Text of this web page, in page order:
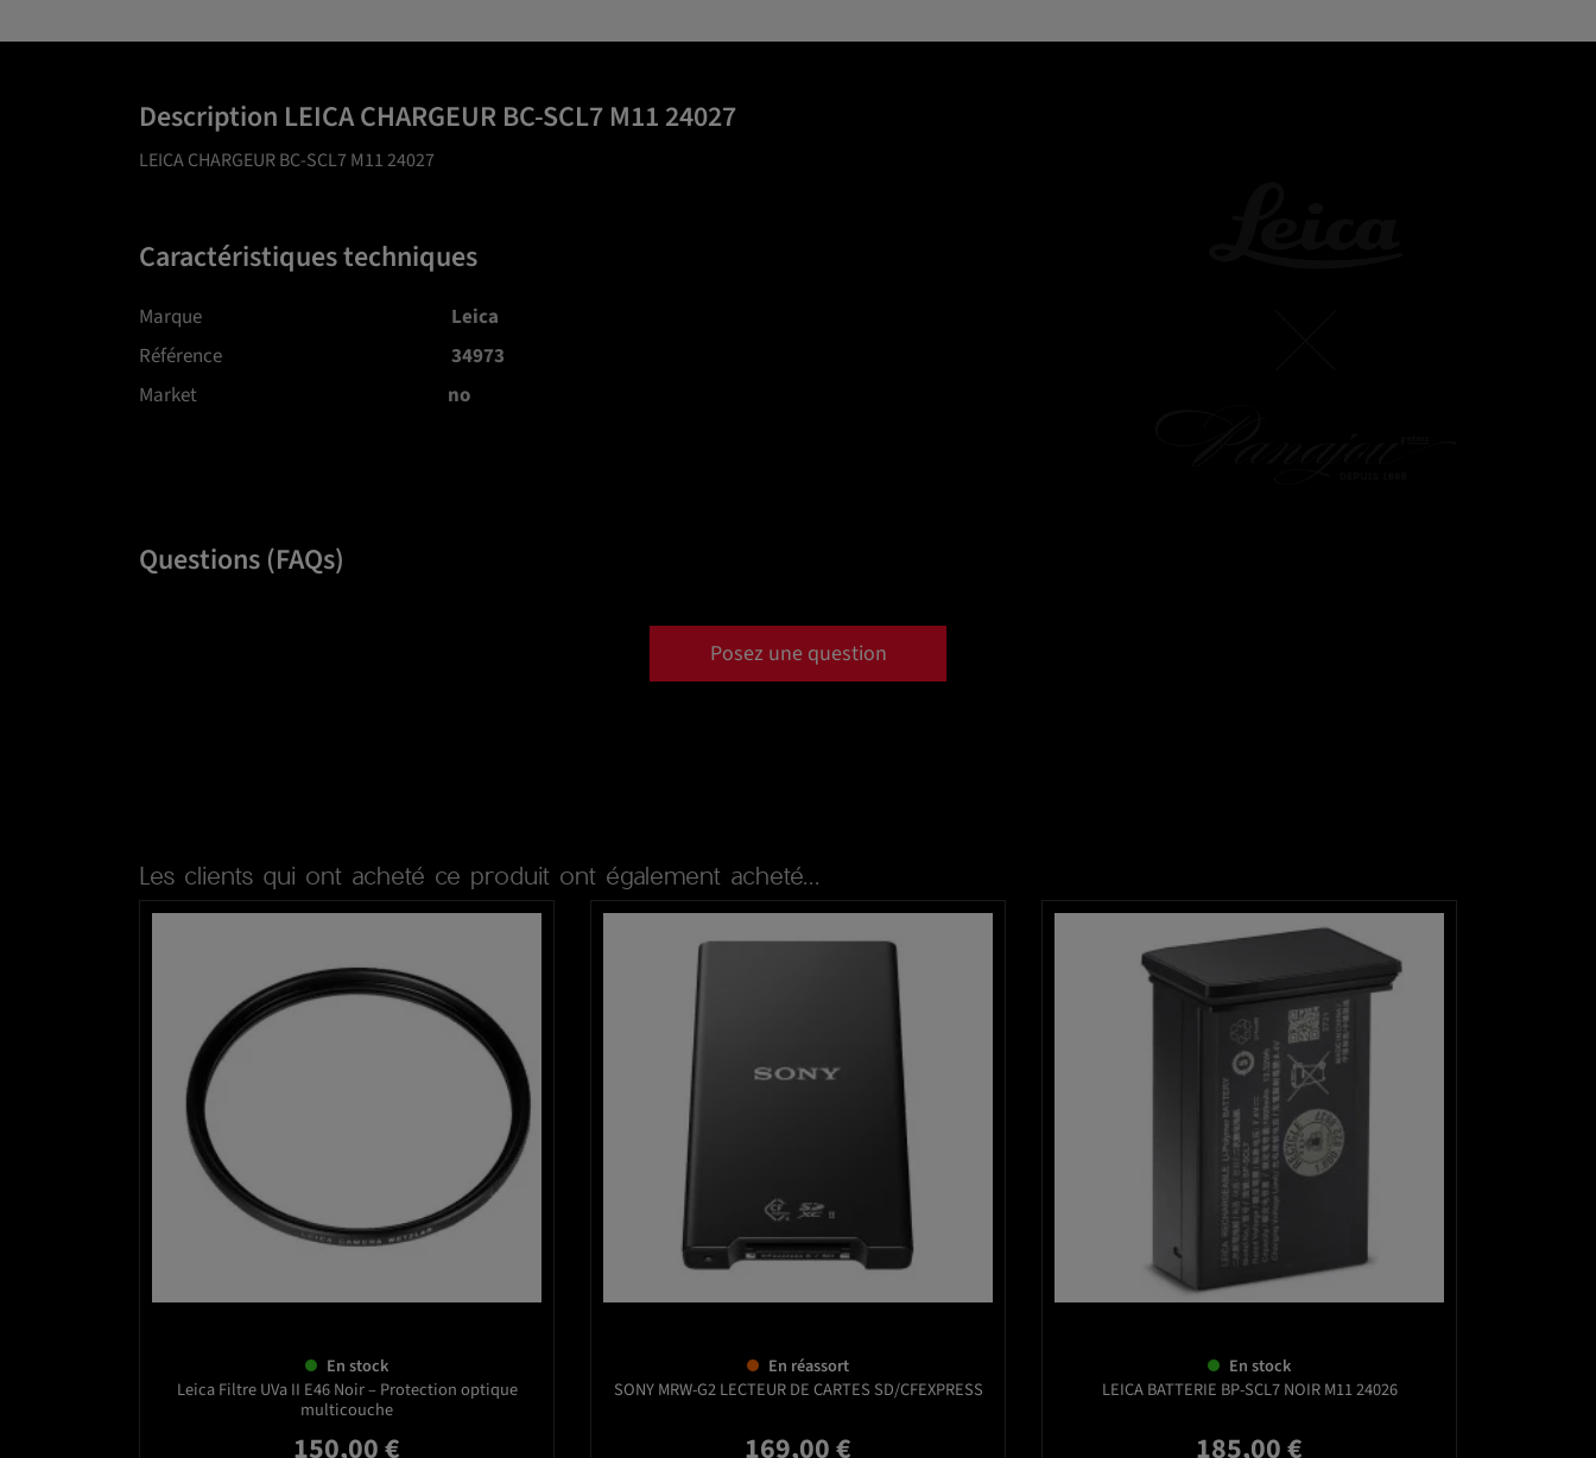
Description LEICA CHARGEUR BC-SCL7 M11 24027
LEICA CHARGEUR BC-SCL7 M11 24027
Caractéristiques techniques
Marque
Leica
Référence
34973
Market
no
Questions (FAQs)
Posez une question
Les clients qui ont acheté ce produit ont également acheté...
En stock
Leica Filtre UVa II E46 Noir – Protection optique
multicouche
Prix
150,00 €
En réassort
SONY MRW-G2 LECTEUR DE CARTES SD/CFEXPRESS
Prix
169,00 €
En stock
LEICA BATTERIE BP-SCL7 NOIR M11 24026
Prix
185,00 €